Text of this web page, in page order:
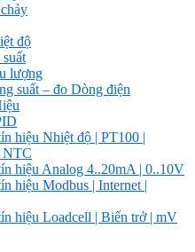
độ
lượng
suất – đo Dòng điện
hiệu Nhiệt độ | PT100 |
NTC
hiệu Analog 4..20mA | 0..10V
hiệu Modbus | Internet |
hiệu Loadcell | Biến trở | mV